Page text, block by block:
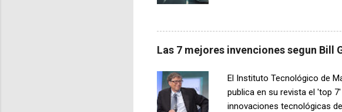
vehículos mientras
durante las próximas
dinámica. Bajo la superficie
electromagnéticas. Cuando
que transfiere energía
los aspectos más
cuando dete...
Las 7 mejores invenciones segun Bill
El Instituto Tecnológico de
publica en su revista el 'top
innovaciones tecnológicas